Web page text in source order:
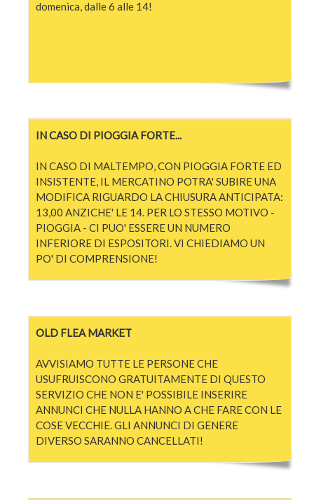
domenica, dalle 6 alle 14!
IN CASO DI PIOGGIA FORTE...
IN CASO DI MALTEMPO, CON PIOGGIA FORTE ED
INSISTENTE, IL MERCATINO POTRA' SUBIRE UNA
MODIFICA RIGUARDO LA CHIUSURA ANTICIPATA:
13,00 ANZICHE' LE 14. PER LO STESSO MOTIVO -
PIOGGIA - CI PUO' ESSERE UN NUMERO
INFERIORE DI ESPOSITORI. VI CHIEDIAMO UN
PO' DI COMPRENSIONE!
OLD FLEA MARKET
AVVISIAMO TUTTE LE PERSONE CHE
USUFRUISCONO GRATUITAMENTE DI QUESTO
SERVIZIO CHE NON E' POSSIBILE INSERIRE
ANNUNCI CHE NULLA HANNO A CHE FARE CON LE
COSE VECCHIE. GLI ANNUNCI DI GENERE
DIVERSO SARANNO CANCELLATI!